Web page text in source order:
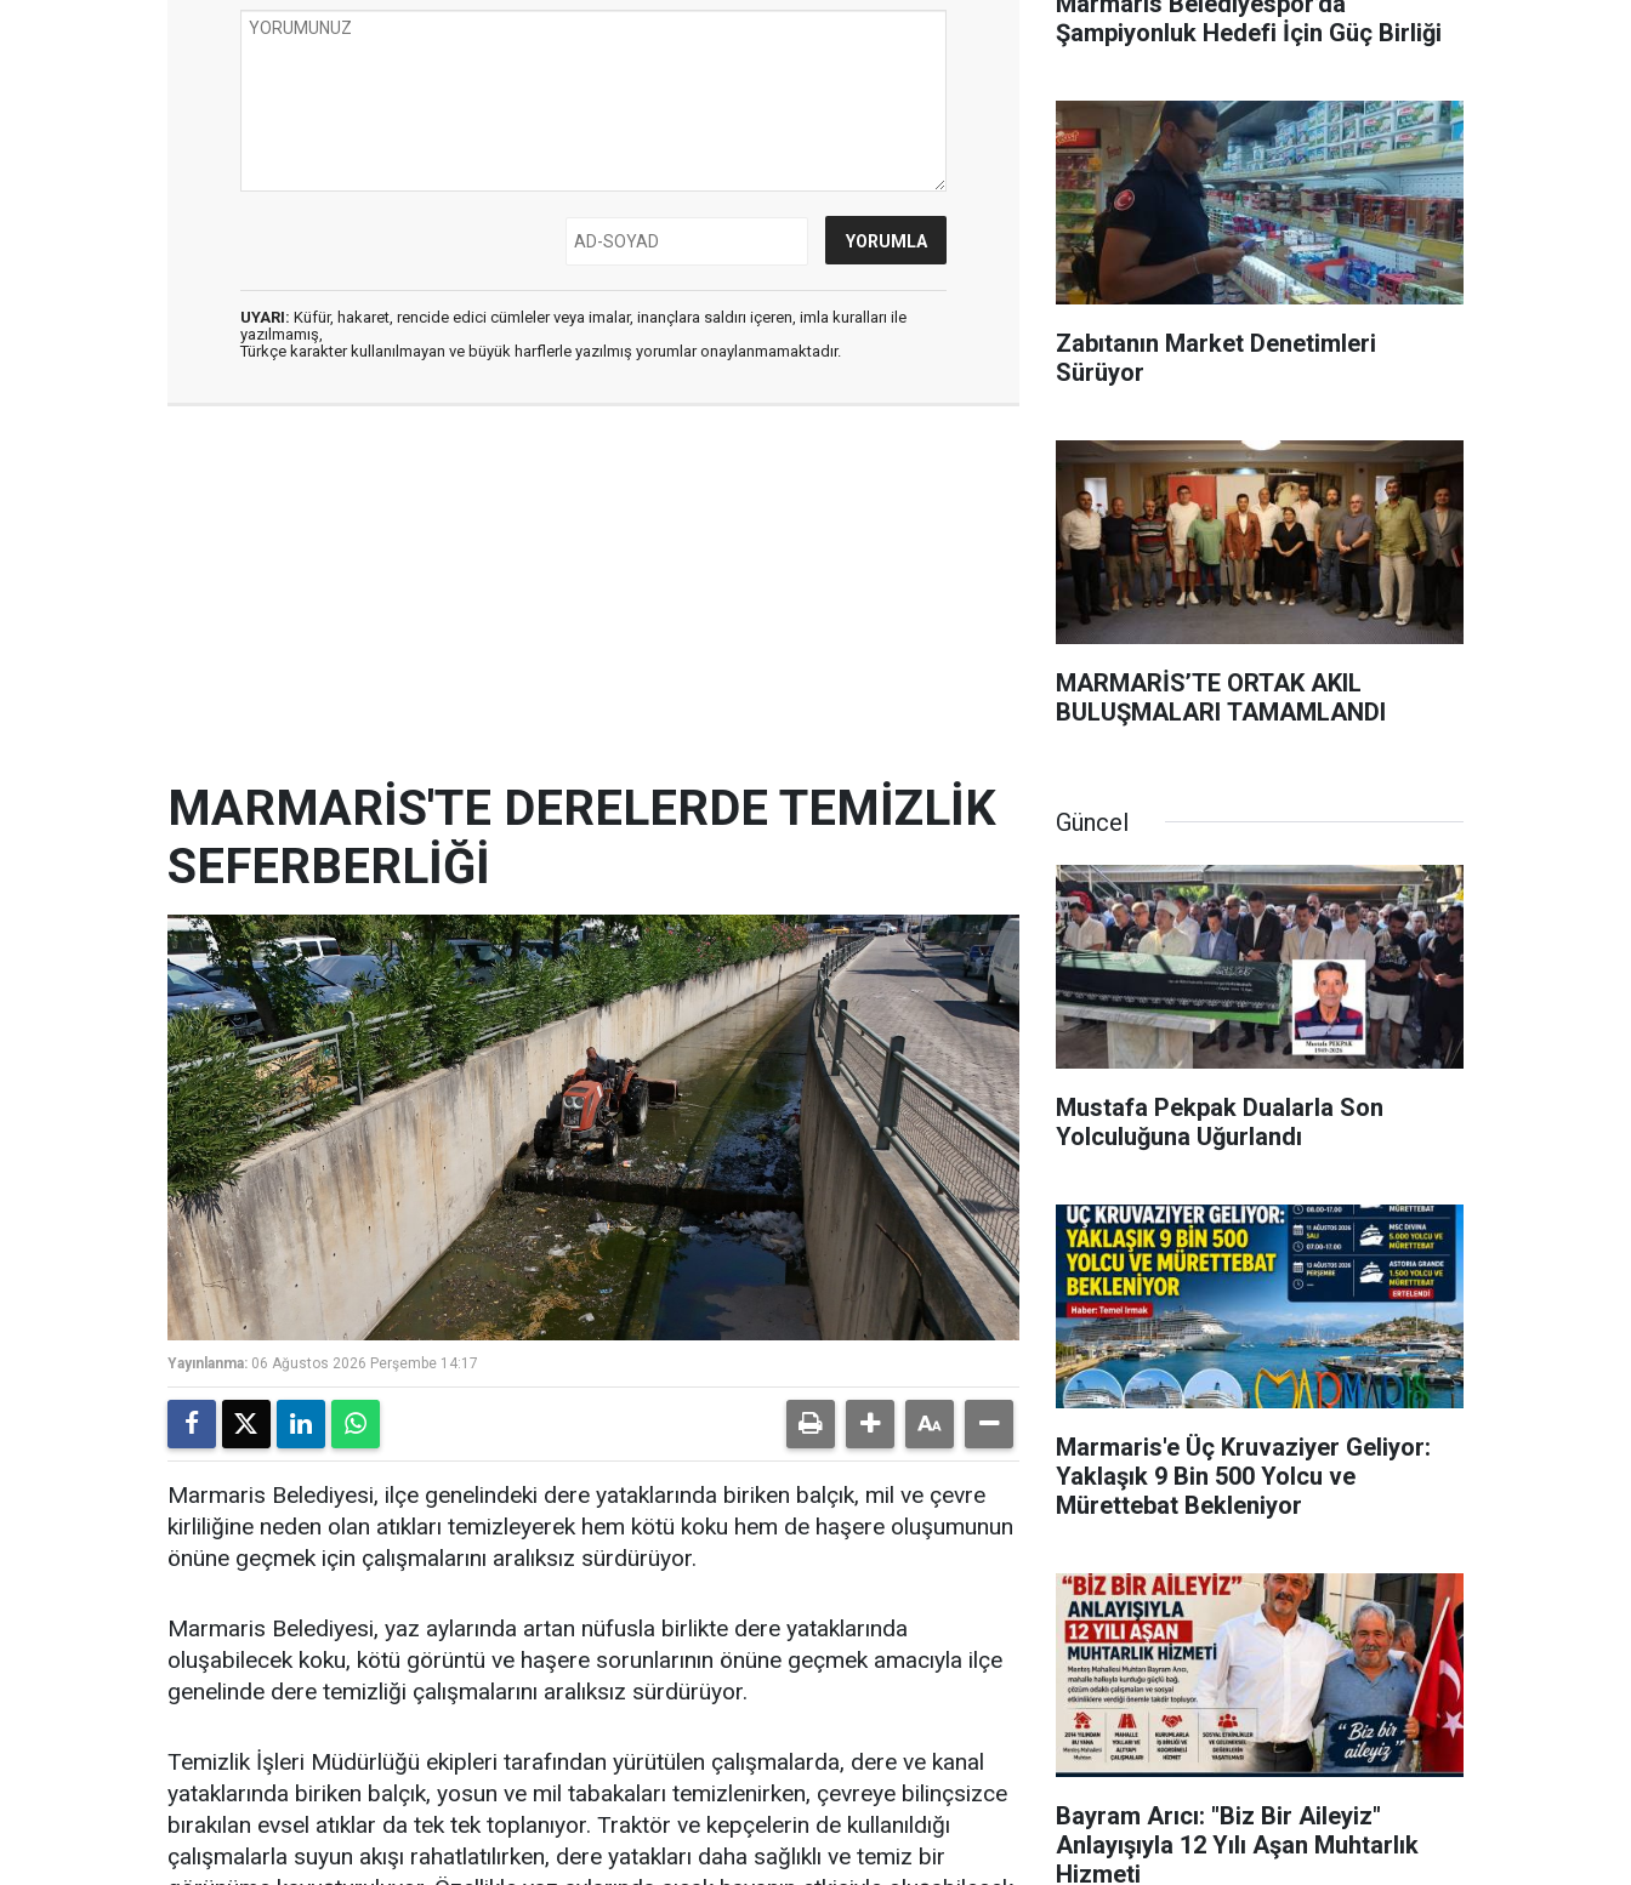
UYARI: Küfür, hakaret, rencide edici cümleler veya imalar, inançlara saldırı içeren, imla kuralları ile
yazılmamış,
Türkçe karakter kullanılmayan ve büyük harflerle yazılmış yorumlar onaylanmamaktadır.
Şampiyonluk Hedefi İçin Güç Birliği
Zabıtanın Market Denetimleri
Sürüyor
MARMARİS’TE ORTAK AKIL
BULUŞMALARI TAMAMLANDI
MARMARİS'TE DERELERDE TEMİZLİK
SEFERBERLİĞİ
Yayınlanma: 06 Ağustos 2026 Perşembe 14:17
Marmaris Belediyesi, ilçe genelindeki dere yataklarında biriken balçık, mil ve çevre
kirliliğine neden olan atıkları temizleyerek hem kötü koku hem de haşere oluşumunun
önüne geçmek için çalışmalarını aralıksız sürdürüyor.
Marmaris Belediyesi, yaz aylarında artan nüfusla birlikte dere yataklarında
oluşabilecek koku, kötü görüntü ve haşere sorunlarının önüne geçmek amacıyla ilçe
genelinde dere temizliği çalışmalarını aralıksız sürdürüyor.
Temizlik İşleri Müdürlüğü ekipleri tarafından yürütülen çalışmalarda, dere ve kanal
yataklarında biriken balçık, yosun ve mil tabakaları temizlenirken, çevreye bilinçsizce
bırakılan evsel atıklar da tek tek toplanıyor. Traktör ve kepçelerin de kullanıldığı
çalışmalarla suyun akışı rahatlatılırken, dere yatakları daha sağlıklı ve temiz bir
Güncel
Mustafa Pekpak Dualarla Son
Yolculuğuna Uğurlandı
Marmaris'e Üç Kruvaziyer Geliyor:
Yaklaşık 9 Bin 500 Yolcu ve
Mürettebat Bekleniyor
Bayram Arıcı: "Biz Bir Aileyiz"
Anlayışıyla 12 Yılı Aşan Muhtarlık
Hizmeti